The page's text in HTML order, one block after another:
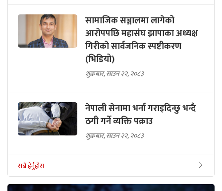
सामाजिक सञ्जालमा लागेको
आरोपपछि महासंघ झापाका अध्यक्ष
गिरीको सार्वजनिक स्पष्टीकरण
(भिडियो)
शुक्रबार, साउन २२, २०८३
नेपाली सेनामा भर्ना गराइदिन्छु भन्दै
ठगी गर्ने व्यक्ति पक्राउ
शुक्रबार, साउन २२, २०८३
सबै हेर्नुहोस